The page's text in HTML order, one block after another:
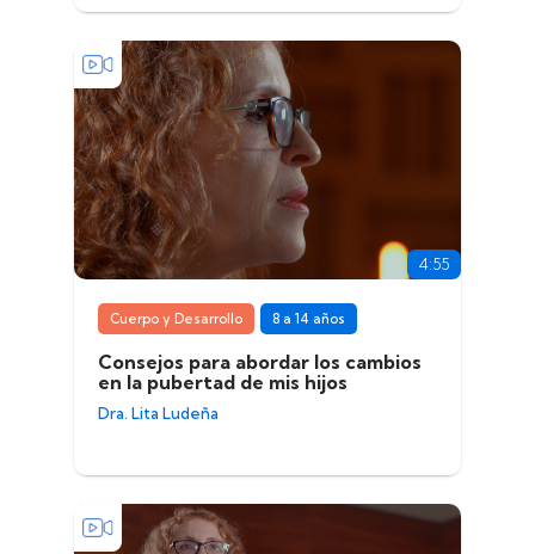
4:55
Cuerpo y Desarrollo 8 a 14 años
Consejos para abordar los cambios
en la pubertad de mis hijos
Dra. Lita Ludeña